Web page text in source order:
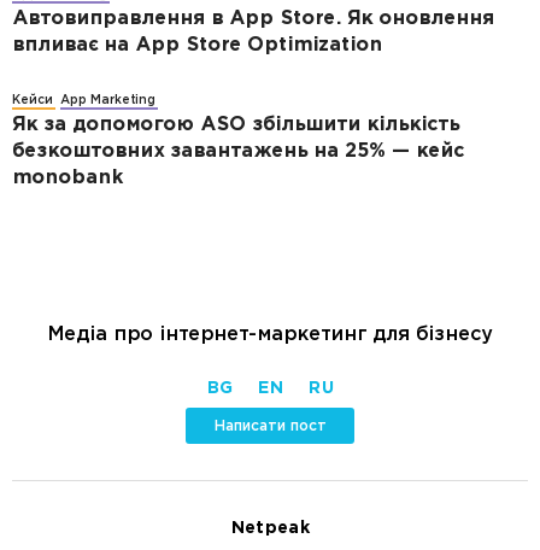
Автовиправлення в App Store. Як оновлення
впливає на App Store Optimization
Кейси App Marketing
Як за допомогою ASO збільшити кількість
безкоштовних завантажень на 25% — кейс
monobank
Медіа про інтернет-маркетинг для бізнесу
BG EN RU
Написати пост
Netpeak